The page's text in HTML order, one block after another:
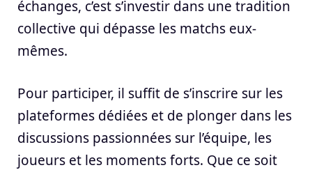
échanges, c’est s’investir dans une tradition
collective qui dépasse les matchs eux-
mêmes.
Pour participer, il suffit de s’inscrire sur les
plateformes dédiées et de plonger dans les
discussions passionnées sur l’équipe, les
joueurs et les moments forts. Que ce soit